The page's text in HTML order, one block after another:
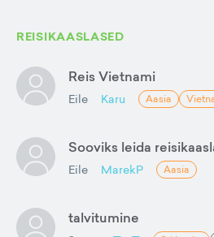
REISIKAASLASED
Reis Vietnami
Eile Karu Aasia
Sooviks leida
Eile MarekP Aasia
talvitumine